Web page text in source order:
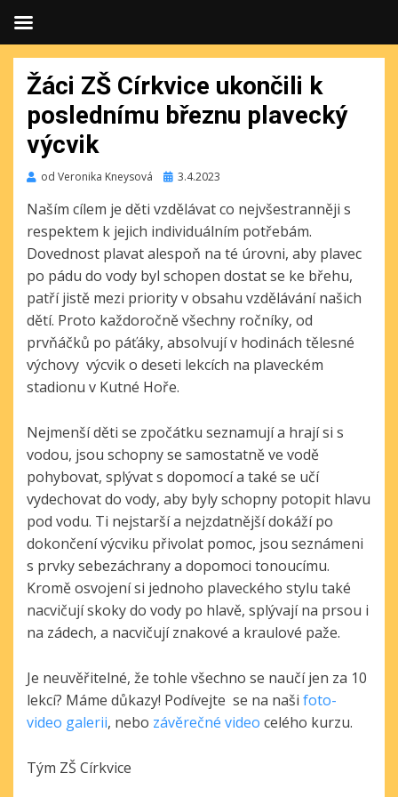
Žáci ZŠ Církvice ukončili k
poslednímu březnu plavecký
výcvik
od Veronika Kneysová Publikováno
3.4.2023
Naším cílem je děti vzdělávat co nejvšestranněji s
respektem k jejich individuálním potřebám.
Dovednost plavat alespoň na té úrovni, aby plavec
po pádu do vody byl schopen dostat se ke břehu,
patří jistě mezi priority v obsahu vzdělávání našich
dětí. Proto každoročně všechny ročníky, od
prvňáčků po páťáky, absolvují v hodinách tělesné
výchovy výcvik o deseti lekcích na plaveckém
stadionu v Kutné Hoře.
Nejmenší děti se zpočátku seznamují a hrají si s
vodou, jsou schopny se samostatně ve vodě
pohybovat, splývat s dopomocí a také se učí
vydechovat do vody, aby byly schopny potopit hlavu
pod vodu. Ti nejstarší a nejzdatnější dokáží po
dokončení výcviku přivolat pomoc, jsou seznámeni
s prvky sebezáchrany a dopomoci tonoucímu.
Kromě osvojení si jednoho plaveckého stylu také
nacvičují skoky do vody po hlavě, splývají na prsou i
na zádech, a nacvičují znakové a kraulové paže.
Je neuvěřitelné, že tohle všechno se naučí jen za 10
lekcí? Máme důkazy! Podívejte se na naši foto-
video galerii, nebo závěrečné video celého kurzu.
Tým ZŠ Církvice